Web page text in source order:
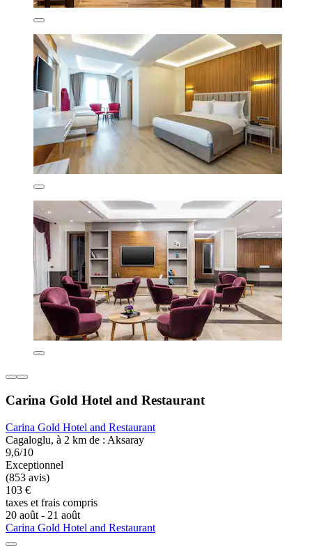
Carina Gold Hotel and Restaurant
Carina Gold Hotel and Restaurant
Cagaloglu, à 2 km de : Aksaray
9,6/10
Exceptionnel
(853 avis)
103 €
taxes et frais compris
20 août - 21 août
Carina Gold Hotel and Restaurant